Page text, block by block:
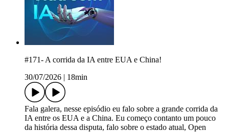
#171- A corrida da IA entre EUA e China!
30/07/2026
18min
Fala galera, nesse episódio eu falo sobre a grande corrida da
IA entre os EUA e a China. Eu começo contanto um pouco
da história dessa disputa, falo sobre o estado atual, Open